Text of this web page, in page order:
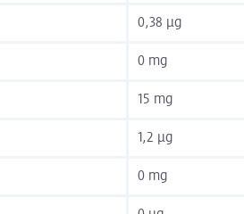
0,38 µg
0 mg
15 mg
1,2 µg
0 mg